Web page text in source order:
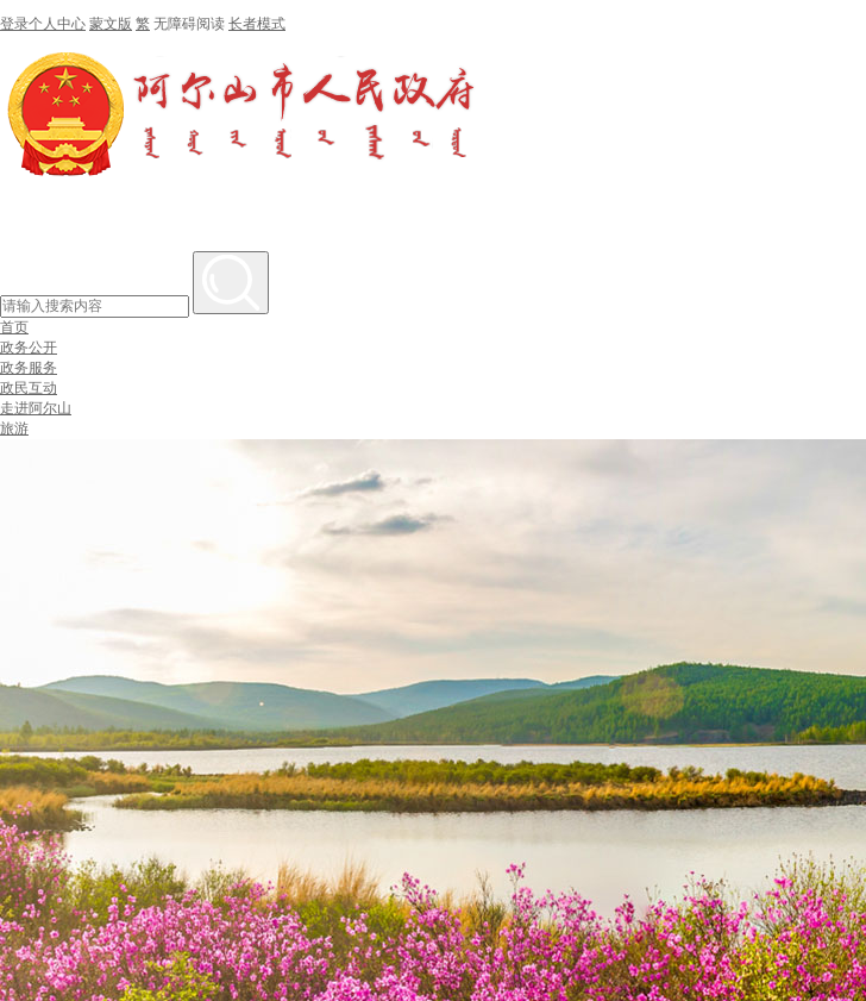
登录个人中心 蒙文版 繁 无障碍阅读 长者模式
首页
政务公开
政务服务
政民互动
走进阿尔山
旅游